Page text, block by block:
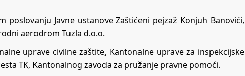
Javne ustanove Zaštićeni pejzaž Konjuh Banovići,
aerodrom Tuzla d.o.o.
uprave civilne zaštite, Kantonalne uprave za inspekcijske
TK, Kantonalnog zavoda za pružanje pravne pomoći.